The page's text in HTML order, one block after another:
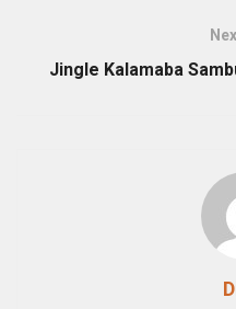
Jingle Kalamaba